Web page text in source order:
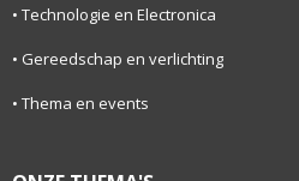
Technologie en Electronica
Gereedschap en verlichting
Thema en events